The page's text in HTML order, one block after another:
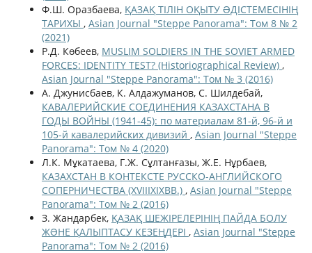
Ф.Ш. Оразбаева, ҚАЗАҚ ТІЛІН ОҚЫТУ ƏДІСТЕМЕСІНІҢ
ТАРИХЫ , Asian Journal "Steppe Panorama": Том 8 № 2
(2021)
Р.Д. Көбеев, MUSLIM SOLDIERS IN THE SOVIET ARMED
FORCES: IDENTITY TEST? (Historiographical Review) ,
Asian Journal "Steppe Panorama": Том № 3 (2016)
А. Джунисбаев, К. Алдажуманов, С. Шилдебай,
КАВАЛЕРИЙСКИЕ СОЕДИНЕНИЯ КАЗАХСТАНА В
ГОДЫ ВОЙНЫ (1941-45): по материалам 81-й, 96-й и
105-й кавалерийских дивизий , Asian Journal "Steppe
Panorama": Том № 4 (2020)
Л.К. Мұкатаева, Г.Ж. Сұлтанғазы, Ж.Е. Нұрбаев,
КАЗАХСТАН В КОНТЕКСТЕ РУССКО-АНГЛИЙСКОГО
СОПЕРНИЧЕСТВА (XVIIIXIXВВ.) , Asian Journal "Steppe
Panorama": Том № 2 (2016)
З. Жандарбек, ҚАЗАҚ ШЕЖІРЕЛЕРІНІҢ ПАЙДА БОЛУ
ЖƏНЕ ҚАЛЫПТАСУ КЕЗЕҢДЕРІ , Asian Journal "Steppe
Panorama": Том № 2 (2016)